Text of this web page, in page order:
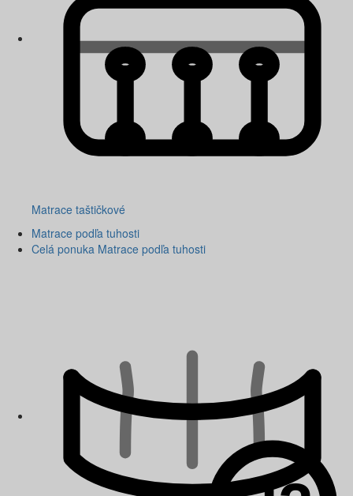
Matrace taštičkové
Matrace podľa tuhosti
Celá ponuka Matrace podľa tuhosti